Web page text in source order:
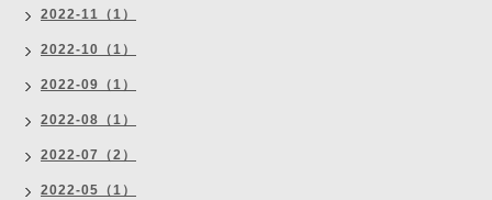
2022-11（1）
2022-10（1）
2022-09（1）
2022-08（1）
2022-07（2）
2022-05（1）